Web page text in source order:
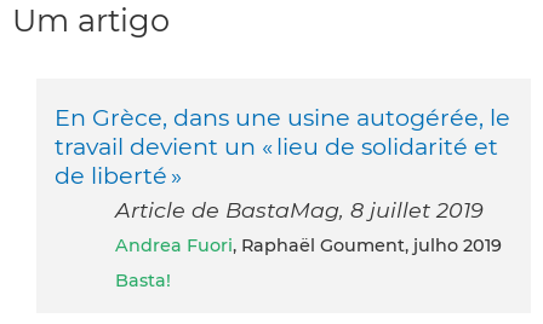
Um artigo
En Grèce, dans une usine autogérée, le
travail devient un « lieu de solidarité et
de liberté »
Article de BastaMag, 8 juillet 2019
Andrea Fuori, Raphaël Goument, julho 2019
Basta!